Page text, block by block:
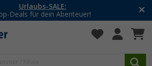
-20% auf Kleidung und Schuhe
Mit dem Aktionscode20SSV